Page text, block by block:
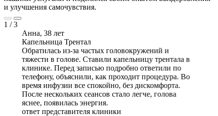
и улучшения самочувствия.
1 /3
Анна, 38 лет
Капельница Трентал
Обратилась из-за частых головокружений и
тяжести в голове. Ставили капельницу трентала в
клинике. Перед записью подробно ответили по
телефону, объяснили, как проходит процедура. Во
время инфузии все спокойно, без дискомфорта.
После нескольких сеансов стало легче, голова
яснее, появилась энергия.
ответ представителя клиники